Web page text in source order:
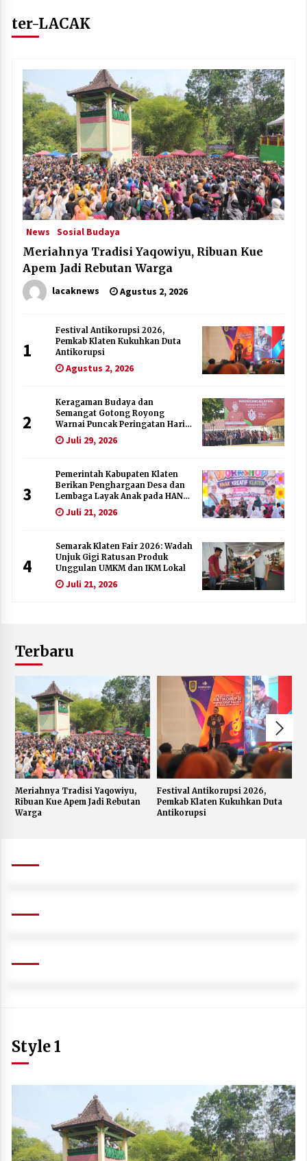
ter-LACAK
News Sosial Budaya
Meriahnya Tradisi Yaqowiyu, Ribuan Kue
Apem Jadi Rebutan Warga
lacaknews Agustus 2, 2026
1
Festival Antikorupsi 2026,
Pemkab Klaten Kukuhkan Duta
Antikorupsi
Agustus 2, 2026
2
Keragaman Budaya dan
Semangat Gotong Royong
Warnai Puncak Peringatan Hari
Jadi Klaten ke-222
Juli 29, 2026
3
Pemerintah Kabupaten Klaten
Berikan Penghargaan Desa dan
Lembaga Layak Anak pada HAN
2026Juli 21, 2026
4
Semarak Klaten Fair 2026: Wadah
Unjuk Gigi Ratusan Produk
Unggulan UMKM dan IKM Lokal
Juli 21, 2026
Terbaru
Meriahnya Tradisi Yaqowiyu,
Ribuan Kue Apem Jadi Rebutan
Warga
Festival Antikorupsi 2026,
Pemkab Klaten Kukuhkan Duta
Antikorupsi
Style 1